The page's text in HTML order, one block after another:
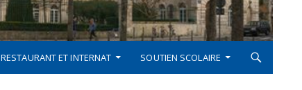
RESTAURANT ET INTERNAT SOUTIEN SCOLAIRE